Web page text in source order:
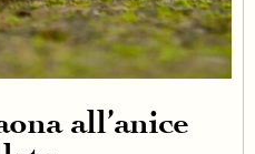
all’anice